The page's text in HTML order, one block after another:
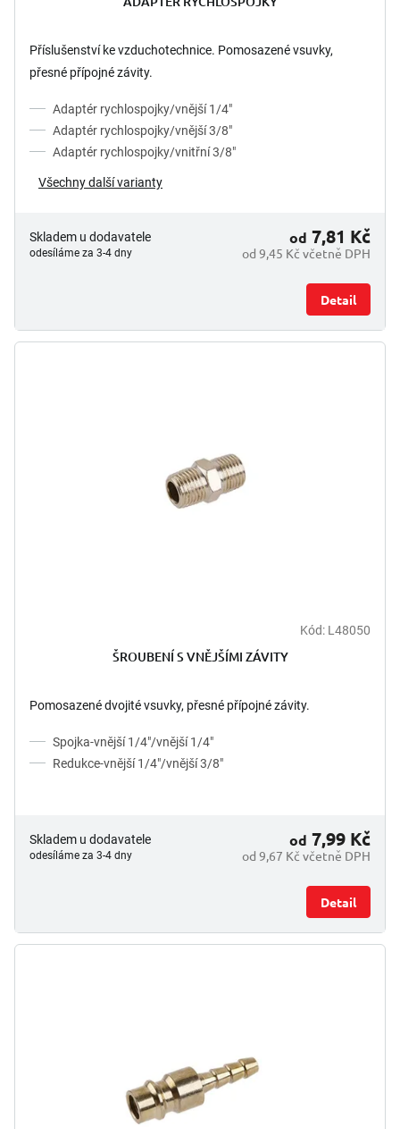
Příslušenství ke vzduchotechnice. Pomosazené vsuvky,
přesné přípojné závity.
Adaptér rychlospojky/vnější 1/4"
Adaptér rychlospojky/vnější 3/8"
Adaptér rychlospojky/vnitřní 3/8"
Všechny další varianty
Skladem u dodavatele
odesíláme za 3-4 dny od 9,45 Kč včetně DPH
od 7,81 Kč
Detail
Kód: L48050
ŠROUBENÍ S VNĚJŠÍMI ZÁVITY
Pomosazené dvojité vsuvky, přesné přípojné závity.
Spojka-vnější 1/4"/vnější 1/4"
Redukce-vnější 1/4"/vnější 3/8"
Skladem u dodavatele
odesíláme za 3-4 dny od 9,67 Kč včetně DPH
od 7,99 Kč
Detail